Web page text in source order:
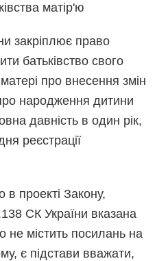
матір'ю
закріплює право
батьківство свого
про внесення змін
народження дитини
давність в один рік,
реєстрації
в проекті Закону,
СК України вказана
не містить посилань на
є підстави вважати,